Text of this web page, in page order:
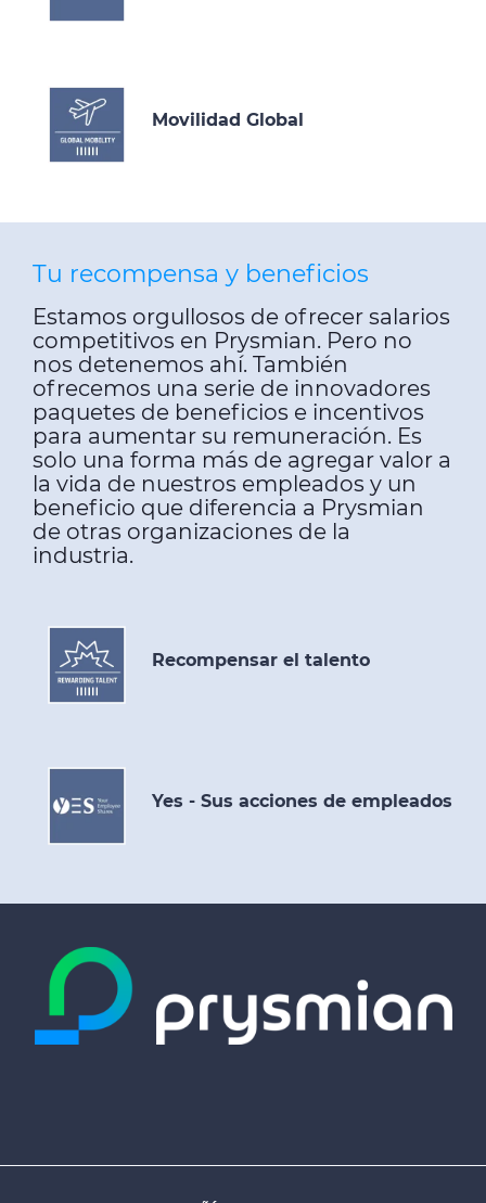
Movilidad Global
Tu recompensa y beneficios
Estamos orgullosos de ofrecer salarios
competitivos en Prysmian. Pero no
nos detenemos ahí. También
ofrecemos una serie de innovadores
paquetes de beneficios e incentivos
para aumentar su remuneración. Es
solo una forma más de agregar valor a
la vida de nuestros empleados y un
beneficio que diferencia a Prysmian
de otras organizaciones de la
industria.
Recompensar el talento
Yes - Sus acciones de empleados